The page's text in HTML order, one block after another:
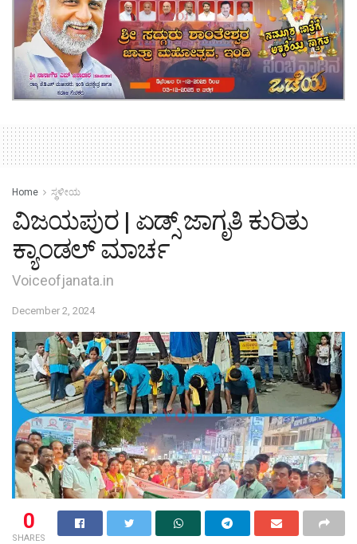
Home ಸ್ಥಳೀಯ
ವಿಜಯಪುರ | ಏಡ್ಸ್ ಜಾಗೃತಿ ಕುರಿತು
ಕ್ಯಾಂಡಲ್ ಮಾರ್ಚ
Voiceofjanata.in
December 2, 2024
0
SHARES